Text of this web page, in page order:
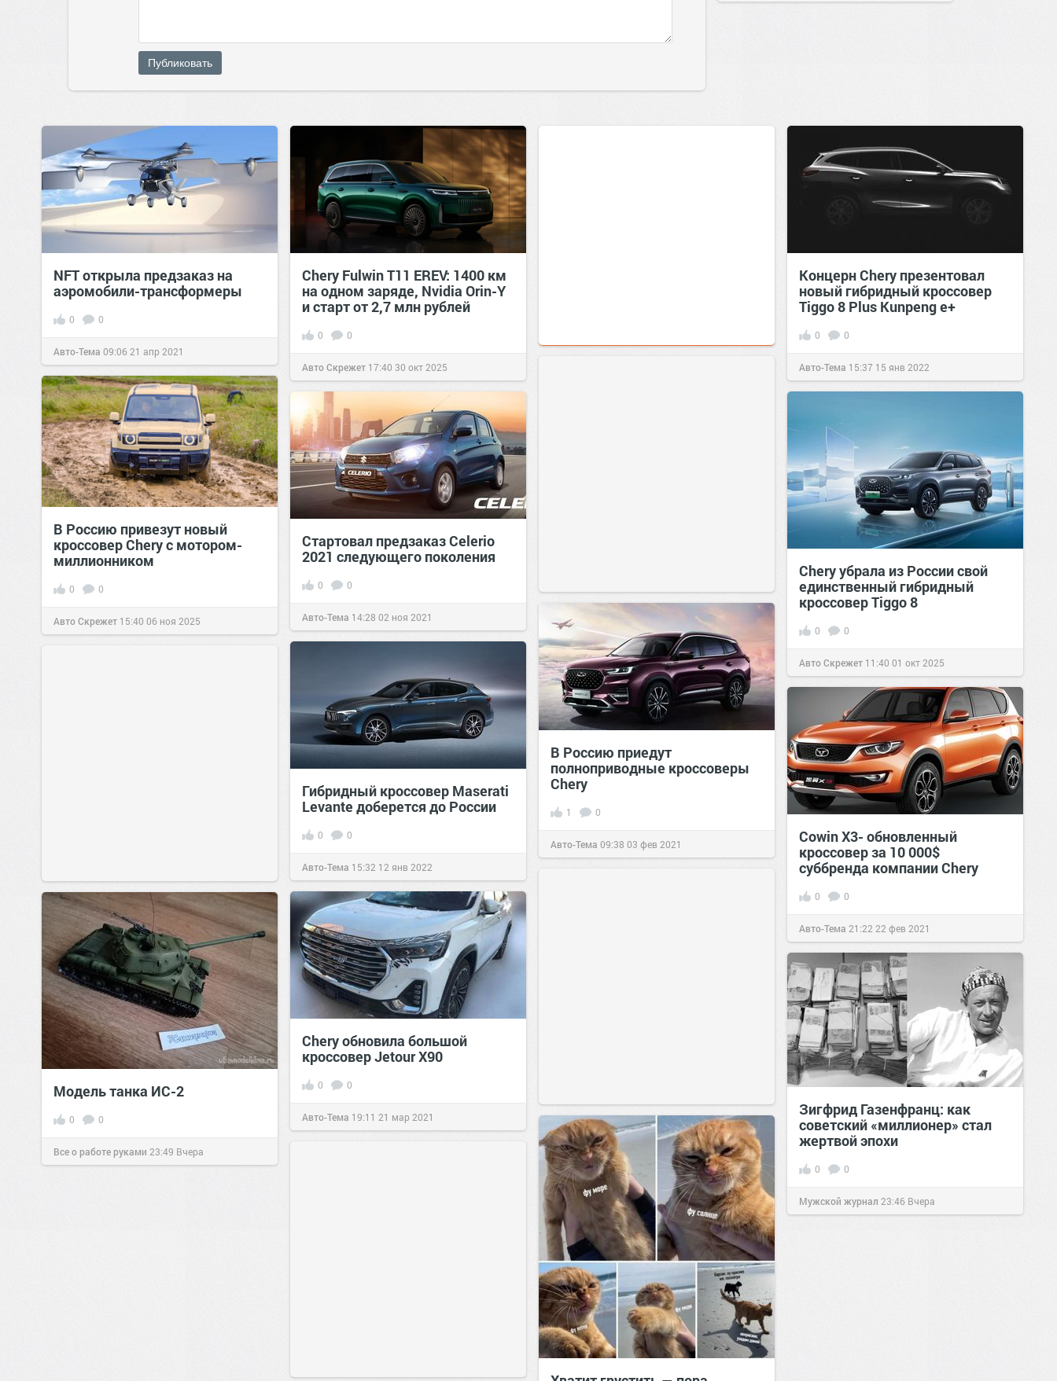
Публиковать
NFT открыла предзаказ на
аэромобили-трансформеры
0 0
Авто-Тема 09:06 21 апр 2021
Chery Fulwin T11 EREV: 1400 км
на одном заряде, Nvidia Orin-Y
и старт от 2,7 млн рублей
0 0
Авто Скрежет 17:40 30 окт 2025
Концерн Chery презентовал
новый гибридный кроссовер
Tiggo 8 Plus Kunpeng e+
0 0
Авто-Тема 15:37 15 янв 2022
В Россию привезут новый
кроссовер Chery с мотором-
миллионником
0 0
Авто Скрежет 15:40 06 ноя 2025
Стартовал предзаказ Celerio
2021 следующего поколения
0 0
Авто-Тема 14:28 02 ноя 2021
Chery убрала из России свой
единственный гибридный
кроссовер Tiggo 8
0 0
Авто Скрежет 11:40 01 окт 2025
В Россию приедут
полноприводные кроссоверы
Chery
1 0
Авто-Тема 09:38 03 фев 2021
Гибридный кроссовер Maserati
Levante доберется до России
0 0
Авто-Тема 15:32 12 янв 2022
Cowin X3- обновленный
кроссовер за 10 000$
суббренда компании Chery
0 0
Авто-Тема 21:22 22 фев 2021
Chery обновила большой
кроссовер Jetour X90
0 0
Авто-Тема 19:11 21 мар 2021
Модель танка ИС-2
0 0
Все о работе руками 23:49 Вчера
Зигфрид Газенфранц: как
советский «миллионер» стал
жертвой эпохи
0 0
Мужской журнал 23:46 Вчера